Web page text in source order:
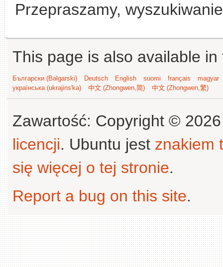
Przepraszamy,
This page is also available
Български (Bəlgarski) Deutsch English suomi français
magyar
українська (ukrajins'ka)
中文 (Zhongwen,简) 中文 (Zhongwen,繁)
Zawartość: Copyright ©
licencji. Ubuntu jest znakiem
się więcej o tej stronie.
Report a bug on this site.